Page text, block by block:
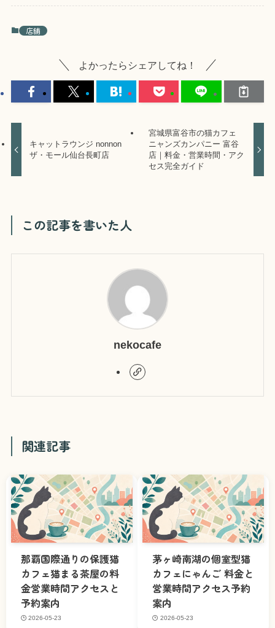
店舗
よかったらシェアしてね！
キャットラウンジ nonnon
ザ・モール仙台長町店
宮城県富谷市の猫カフェ
ニャンズカンパニー 富谷
店｜料金・営業時間・アク
セス完全ガイド
この記事を書いた人
nekocafe
関連記事
那覇国際通りの保護猫
カフェ猫まる茶屋の料
金営業時間アクセスと
予約案内
2026-05-23
茅ヶ崎南湖の個室型猫
カフェにゃんご 料金と
営業時間アクセス予約
案内
2026-05-23